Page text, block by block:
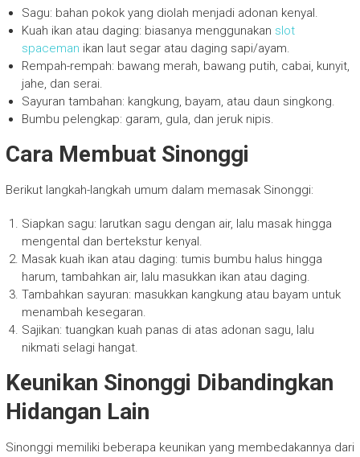
Sagu: bahan pokok yang diolah menjadi adonan kenyal.
Kuah ikan atau daging: biasanya menggunakan slot
spaceman ikan laut segar atau daging sapi/ayam.
Rempah-rempah: bawang merah, bawang putih, cabai, kunyit,
jahe, dan serai.
Sayuran tambahan: kangkung, bayam, atau daun singkong.
Bumbu pelengkap: garam, gula, dan jeruk nipis.
Cara Membuat Sinonggi
Berikut langkah-langkah umum dalam memasak Sinonggi:
Siapkan sagu: larutkan sagu dengan air, lalu masak hingga
mengental dan bertekstur kenyal.
Masak kuah ikan atau daging: tumis bumbu halus hingga
harum, tambahkan air, lalu masukkan ikan atau daging.
Tambahkan sayuran: masukkan kangkung atau bayam untuk
menambah kesegaran.
Sajikan: tuangkan kuah panas di atas adonan sagu, lalu
nikmati selagi hangat.
Keunikan Sinonggi Dibandingkan
Hidangan Lain
Sinonggi memiliki beberapa keunikan yang membedakannya dari